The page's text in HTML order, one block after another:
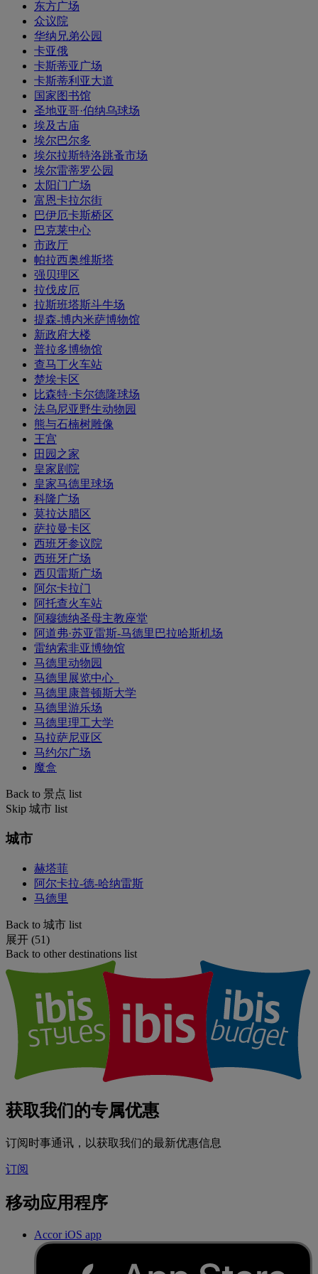
东方广场
众议院
华纳兄弟公园
卡亚俄
卡斯蒂亚广场
卡斯蒂利亚大道
国家图书馆
圣地亚哥·伯纳乌球场
埃及古庙
埃尔巴尔多
埃尔拉斯特洛跳蚤市场
埃尔雷蒂罗公园
太阳门广场
富恩卡拉尔街
巴伊厄卡斯桥区
巴克莱中心
市政厅
帕拉西奥维斯塔
强贝理区
拉伐皮厄
拉斯班塔斯斗牛场
提森-博内米萨博物馆
新政府大楼
普拉多博物馆
查马丁火车站
楚埃卡区
比森特·卡尔德隆球场
法乌尼亚野生动物园
熊与石楠树雕像
王宫
田园之家
皇家剧院
皇家马德里球场
科隆广场
莫拉达腊区
萨拉曼卡区
西班牙参议院
西班牙广场
西贝雷斯广场
阿尔卡拉门
阿托查火车站
阿穆德纳圣母主教座堂
阿道弗·苏亚雷斯-马德里巴拉哈斯机场
雷纳索非亚博物馆
马德里动物园
马德里展览中心_
马德里康普顿斯大学
马德里游乐场
马德里理工大学
马拉萨尼亚区
马约尔广场
魔盒
Back to 景点 list
Skip 城市 list
城市
赫塔菲
阿尔卡拉-德-哈纳雷斯
马德里
Back to 城市 list
展开 (51)
Back to other destinations list
获取我们的专属优惠
订阅时事通讯，以获取我们的最新优惠信息
订阅
移动应用程序
Accor iOS app